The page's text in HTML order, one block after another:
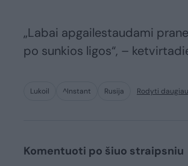
„Labai apgailestaudami
po sunkios ligos“, –
Lukoil ^Instant Rusija Rodyti
Komentuoti po šiuo straipsniu